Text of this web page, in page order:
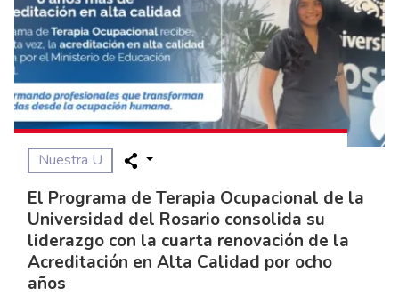
Nuestra U
El Programa de Terapia Ocupacional de la
Universidad del Rosario consolida su
liderazgo con la cuarta renovación de la
Acreditación en Alta Calidad por ocho
años